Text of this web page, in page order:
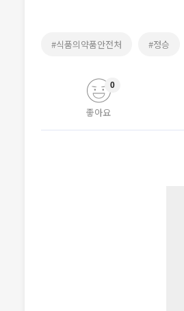
#식품의약품안전처 #정승
좋아요
0